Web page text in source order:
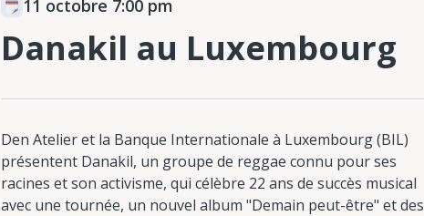
11 octobre 7:00 pm
Danakil au Luxembourg
Den Atelier et la Banque Internationale à Luxembourg (BIL)
présentent Danakil, un groupe de reggae connu pour ses
racines et son activisme, qui célèbre 22 ans de succès musical
avec une tournée, un nouvel album "Demain peut-être" et des